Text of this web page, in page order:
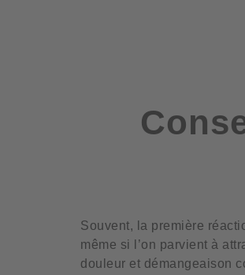
Souvent, la première
même si l’on parvient à
douleur et démangeaison